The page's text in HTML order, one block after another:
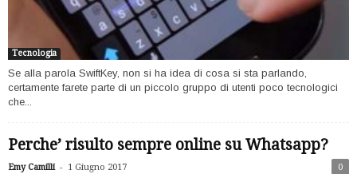
Tecnologia
Se alla parola SwiftKey, non si ha idea di cosa si sta parlando,
certamente farete parte di un piccolo gruppo di utenti poco tecnologici
che...
Perche’ risulto sempre online su Whatsapp?
Emy Camilli - 1 Giugno 2017 0